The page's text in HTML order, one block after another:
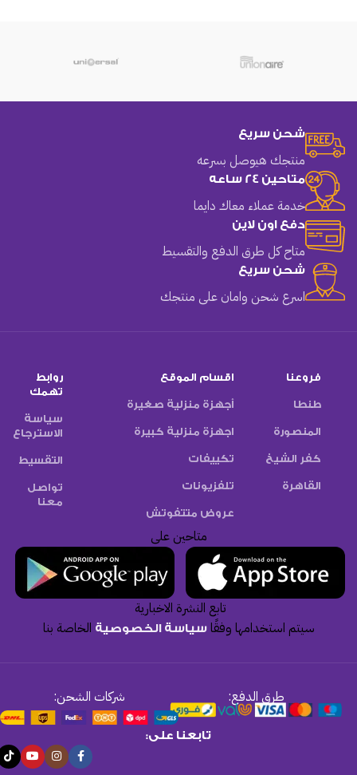
شحن سريع
منتجك هيوصل بسرعه
متاحين 24 ساعه
خدمة عملاء معاك دايما
دفع اون لاين
متاح كل طرق الدفع والتقسيط
شحن سريع
اسرع شحن وامان على منتجك
فروعنا
طنطا
المنصورة
كفر الشيخ
القاهرة
اقسام الموقع
أجهزة منزلية صغيرة
اجهزة منزلية كبيرة
تكييفات
تلفزيونات
عروض متتفوتش
روابط
تهمك
سياسة
الاسترجاع
التقسيط
تواصل
معنا
متاحين على
تابع النشرة الاخبارية
سيتم استخدامها وفقًاسياسة الخصوصية الخاصة بنا
طرق الدفع: شركات الشحن:
تابعنا على: